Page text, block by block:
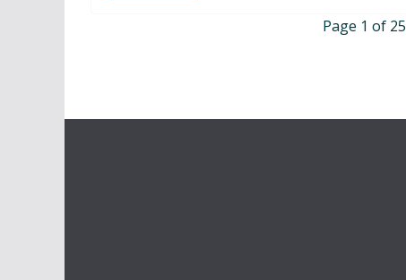
Page 1 of 25